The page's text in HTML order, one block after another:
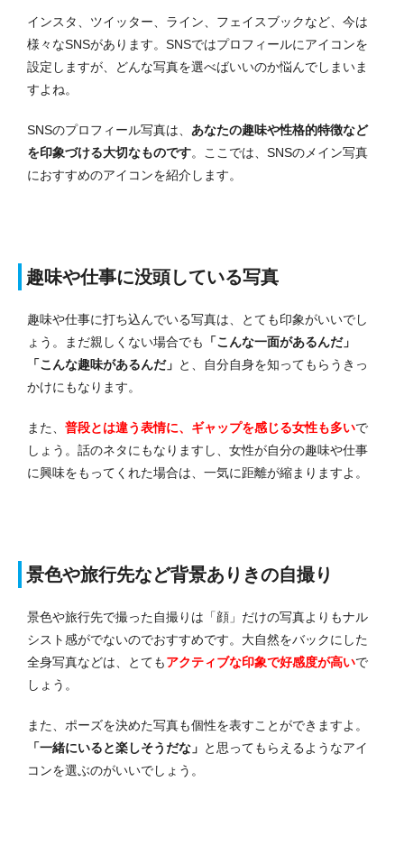
インスタ、ツイッター、ライン、フェイスブックなど、今は
様々なSNSがあります。SNSではプロフィールにアイコンを
設定しますが、どんな写真を選べばいいのか悩んでしまいま
すよね。
SNSのプロフィール写真は、 あなたの趣味や性格的特徴など
を印象づける大切なものです。ここでは、SNSのメイン写真
におすすめのアイコンを紹介します。
趣味や仕事に没頭している写真
趣味や仕事に打ち込んでいる写真は、とても印象がいいでし
ょう。まだ親しくない場合でも
「こんな一面があるんだ」
「こんな趣味があるんだ」 と、自分自身を知ってもらうきっ
かけにもなります。
また、 普段とは違う表情に、ギャップを感じる女性も多いで
しょう。話のネタにもなりますし、女性が自分の趣味や仕事
に興味をもってくれた場合は、一気に距離が縮まりますよ。
景色や旅行先など背景ありきの自撮り
景色や旅行先で撮った自撮りは「顔」だけの写真よりもナル
シスト感がでないのでおすすめです。大自然をバックにした
全身写真などは、とてもアクティブな印象で好感度が高いで
しょう。
また、ポーズを決めた写真も個性を表すことができますよ。
「一緒にいると楽しそうだな」 と思ってもらえるようなアイ
コンを選ぶのがいいでしょう。